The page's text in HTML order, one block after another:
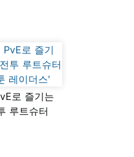
로 즐기는
루트슈터